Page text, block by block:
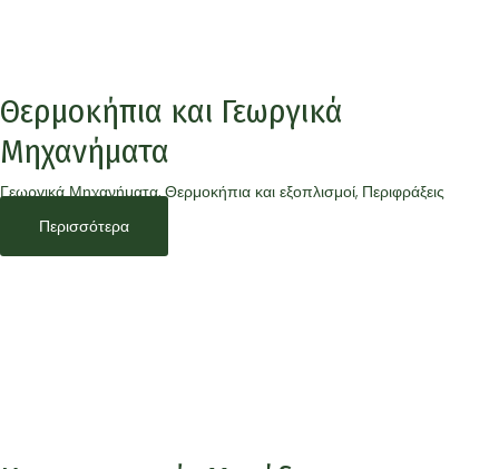
Θερμοκήπια και Γεωργικά
Μηχανήματα
Γεωργικά Μηχανήματα, Θερμοκήπια και εξοπλισμοί, Περιφράξεις
Περισσότερα